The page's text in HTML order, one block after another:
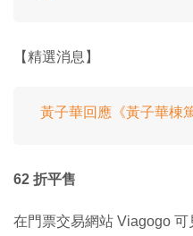
【精選消息】
黃子華回應《黃子華棟
62 折平售
在門票交易網站 Viagogo